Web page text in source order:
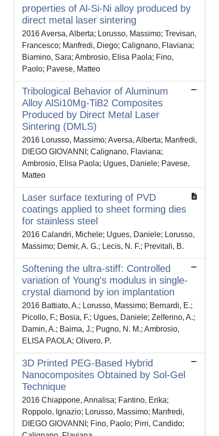
properties of Al-Si-Ni alloy produced by
direct metal laser sintering
2016 Aversa, Alberta; Lorusso, Massimo; Trevisan,
Francesco; Manfredi, Diego; Calignano, Flaviana;
Biamino, Sara; Ambrosio, Elisa Paola; Fino,
Paolo; Pavese, Matteo
Tribological Behavior of Aluminum
Alloy AlSi10Mg-TiB2 Composites
Produced by Direct Metal Laser
Sintering (DMLS)
2016 Lorusso, Massimo; Aversa, Alberta; Manfredi,
DIEGO GIOVANNI; Calignano, Flaviana;
Ambrosio, Elisa Paola; Ugues, Daniele; Pavese,
Matteo
Laser surface texturing of PVD
coatings applied to sheet forming dies
for stainless steel
2016 Calandri, Michele; Ugues, Daniele; Lorusso,
Massimo; Demir, A. G.; Lecis, N. F.; Previtali, B.
Softening the ultra-stiff: Controlled
variation of Young's modulus in single-
crystal diamond by ion implantation
2016 Battiato, A.; Lorusso, Massimo; Bernardi, E.;
Picollo, F.; Bosia, F.; Ugues, Daniele; Zelferino, A.;
Damin, A.; Baima, J.; Pugno, N. M.; Ambrosio,
ELISA PAOLA; Olivero, P.
3D Printed PEG-Based Hybrid
Nanocomposites Obtained by Sol-Gel
Technique
2016 Chiappone, Annalisa; Fantino, Erika;
Roppolo, Ignazio; Lorusso, Massimo; Manfredi,
DIEGO GIOVANNI; Fino, Paolo; Pirri, Candido;